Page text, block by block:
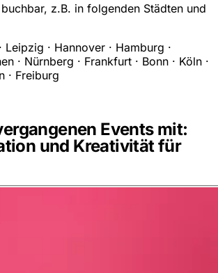
z.B. in folgenden Städten und
Leipzig · Hannover · Hamburg ·
· Nürnberg · Frankfurt · Bonn · Köln ·
· Freiburg
Events mit:
und Kreativität für